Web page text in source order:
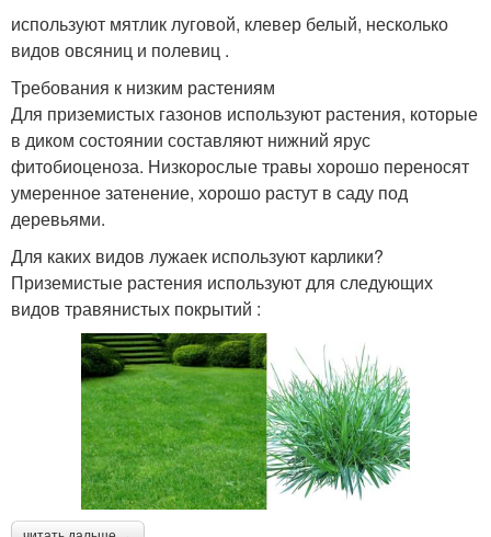
используют мятлик луговой, клевер белый, несколько
видов овсяниц и полевиц .
Требования к низким растениям
Для приземистых газонов используют растения, которые
в диком состоянии составляют нижний ярус
фитобиоценоза. Низкорослые травы хорошо переносят
умеренное затенение, хорошо растут в саду под
деревьями.
Для каких видов лужаек используют карлики?
Приземистые растения используют для следующих
видов травянистых покрытий :